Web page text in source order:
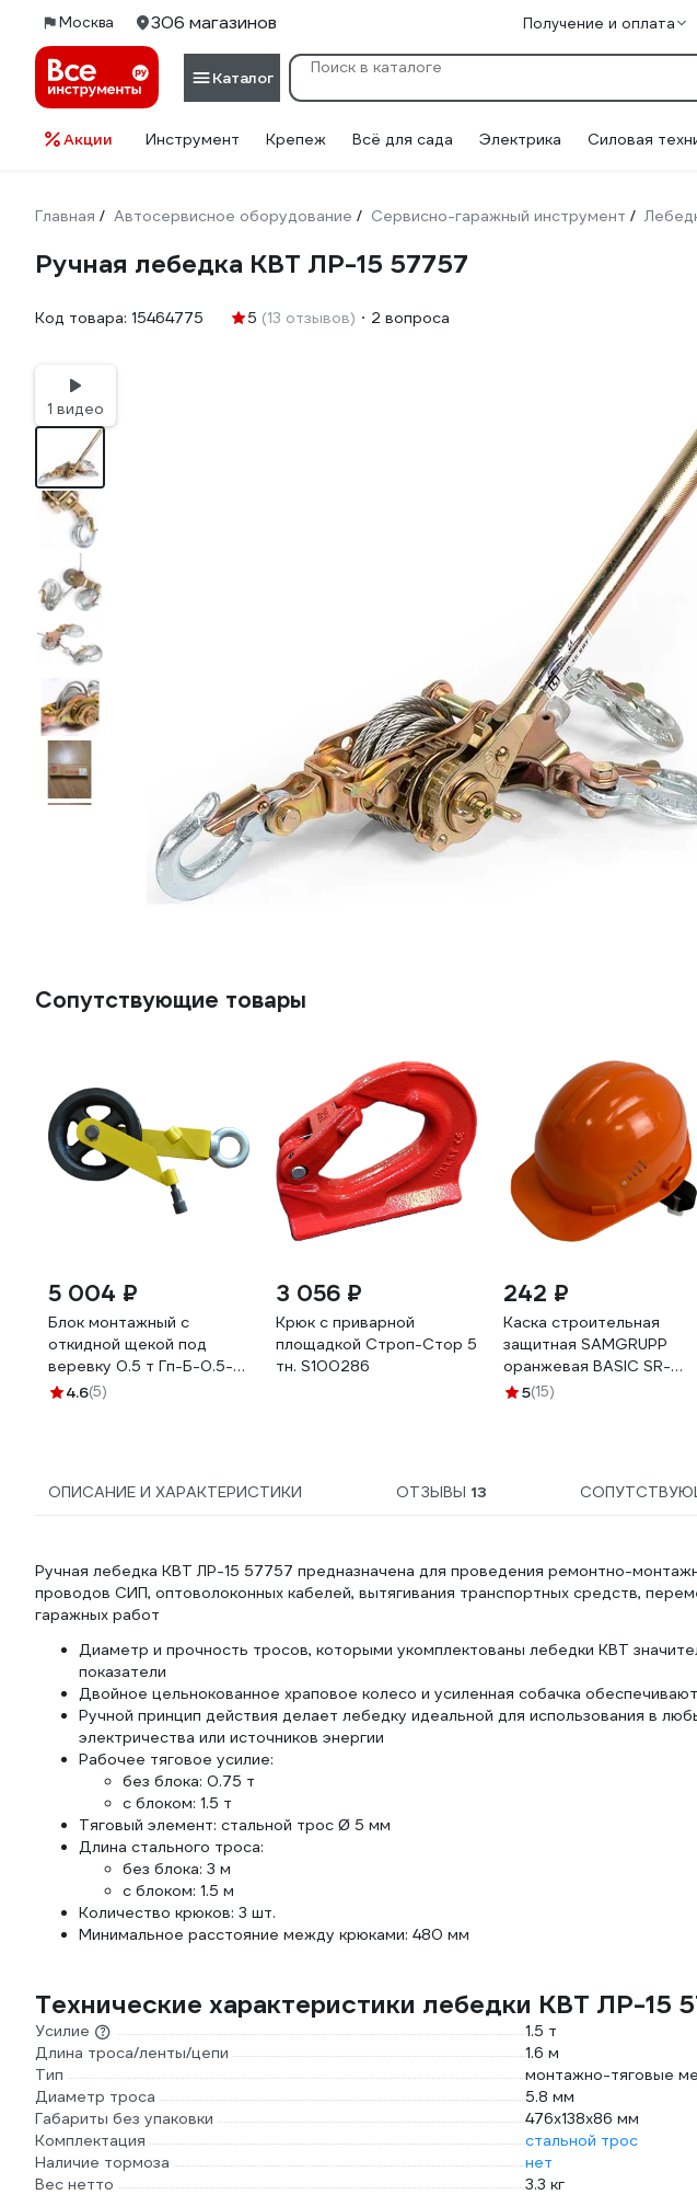
Москва 306 магазинов Получение и оплата
Каталог
Акции Инструмент Крепеж Всё для сада Электрика Силовая
Главная / Автосервисное оборудование / Сервисно-гаражный инструмент /
Ручная лебедка КВТ ЛР-15 57757
Код товара: 15464775 5 (13 отзывов) 2 вопроса
1 видео
Сопутствующие товары
5 004 ₽
Блок монтажный с
откидной щекой под
веревку 0.5 т Гп-Б-0.5-
05(02) САМСОН
4.6(5)
3 056 ₽
Крюк с приварной
площадкой Строп-Стор 5
тн. S100286
242 ₽
Каска строительная
защитная SAMGRUPP
оранжевая BASIC SR-
109010001
5(15)
ОПИСАНИЕ И ХАРАКТЕРИСТИКИ ОТЗЫВЫ 13
Ручная лебедка КВТ ЛР-15 57757 предназначена для проведения ремонтно-
проводов СИП, оптоволоконных кабелей, вытягивания транспортных средств,
гаражных работ
Диаметр и прочность тросов, которыми укомплектованы лебедки КВТ
показатели
Двойное цельнокованное храповое колесо и усиленная собачка
Ручной принцип действия делает лебедку идеальной для использования в
электричества или источников энергии
Рабочее тяговое усилие:
без блока: 0.75 т
с блоком: 1.5 т
Тяговый элемент: стальной трос Ø 5 мм
Длина стального троса:
без блока: 3 м
с блоком: 1.5 м
Количество крюков: 3 шт.
Минимальное расстояние между крюками: 480 мм
Технические характеристики лебедки КВТ ЛР-15
Усилие
1.5 т
Длина троса/ленты/цепи
1.6 м
Тип
монтажно-тяговые
Диаметр троса
5.8 мм
Габариты без упаковки
476х138х86 мм
Комплектация
стальной трос
Наличие тормоза
нет
Вес нетто
3.3 кг